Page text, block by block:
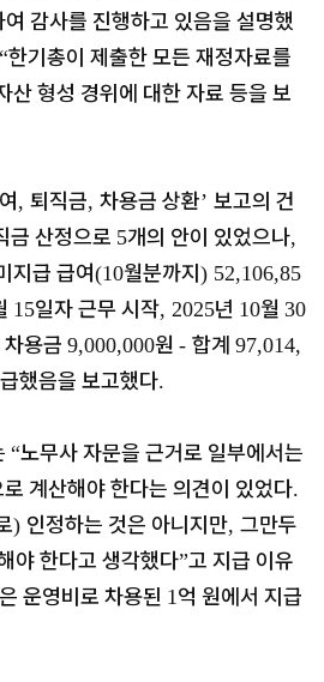
감사를 진행하고 있음을 설명했
“한기총이 제출한 모든 재정자료를
산 형성 경위에 대한 자료 등을 보
, 퇴직금, 차용금 상환’ 보고의 건
금 산정으로 5개의 안이 있었으나,
지급 급여(10월분까지) 52,106,85
15일자 근무 시작, 2025년 10월 30
차용금 9,000,000원 - 합계 97,014,
했음을 보고했다.
“노무사 자문을 근거로 일부에서는
계산해야 한다는 의견이 있었다.
) 인정하는 것은 아니지만, 그만두
야 한다고 생각했다”고 지급 이유
운영비로 차용된 1 억 원에서 지급